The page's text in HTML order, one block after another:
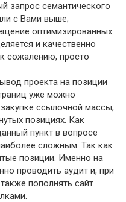
запрос семантического
с Вами выше;
оптимизированных
и качественно
к сожалению, просто
проекта на позиции
уже можно
ссылочной массы;
позициях. Как
пункт в вопросе
сложным. Так как
позиции. Именно на
проводить аудит и, при
пополнять сайт